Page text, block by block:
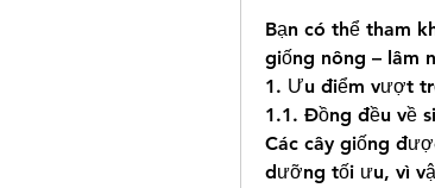
Bạn có thể tham
giống nông – lâm
1. Ưu điểm vượt
1.1. Đồng đều về
Các cây giống
dưỡng tối ưu, vì